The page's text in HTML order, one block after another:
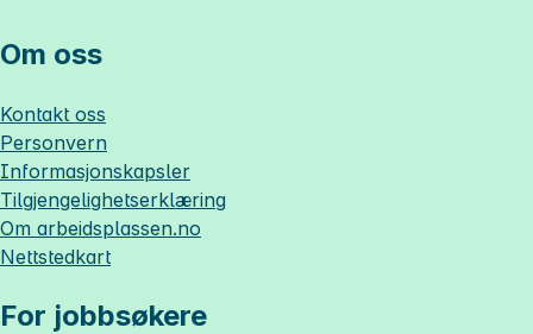
Om oss
Kontakt oss
Personvern
Informasjonskapsler
Tilgjengelighetserklæring
Om arbeidsplassen.no
Nettstedkart
For jobbsøkere